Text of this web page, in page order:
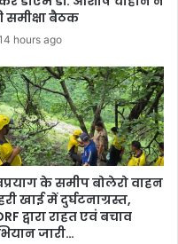
समीक्षा बैठक
hours ago
के समीप बोलेरो वाहन
खाई में दुर्घटनाग्रस्त,
द्वारा राहत एवं बचाव
जारी…